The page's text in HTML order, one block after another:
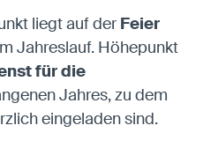
liegt auf derFeier
Jahreslauf. Höhepunkt
für die
Jahres, zu dem
eingeladen sind.